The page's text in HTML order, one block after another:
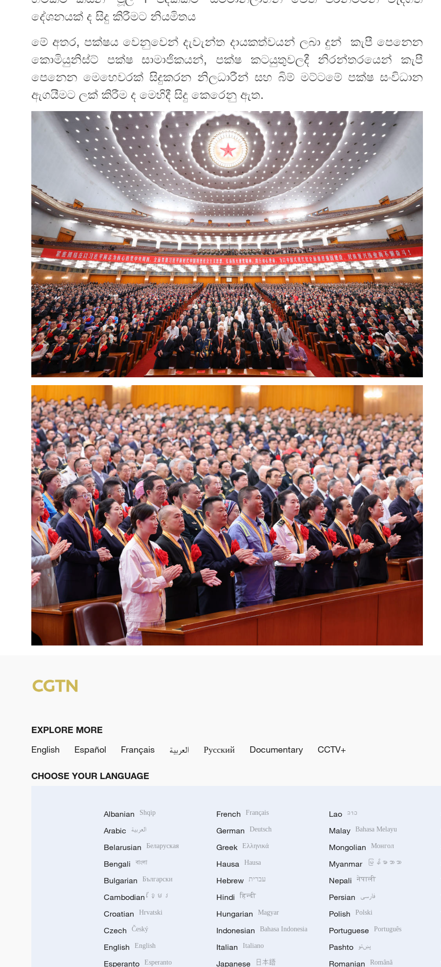
දේශනයක් ද සිදු කිරීමට නියමිතය
මේ අතර, පක්ෂය වෙනුවෙන් දැවැන්ත දායකත්වයන් ලබා දුන් කැපී පෙනෙන
කොමියුනිස්ට් පක්ෂ සාමාජිකයන්, පක්ෂ කටයුතුවලදී නිරන්තරයෙන් කැපී
පෙනෙන මෙහෙවරක් සිදුකරන නිලධාරීන් සහ බිම් මට්ටමේ පක්ෂ සංවිධාන
ඇගයීමට ලක් කිරීම ද මෙහිදී සිදු කෙරෙනු ඇත.
EXPLORE MORE
English
Español Français العربية Русский Documentary CCTV+
CHOOSE YOUR LANGUAGE
Albanian Shqip
Arabic العربية
Belarusian Беларуская
Bengali বাংলা
Bulgarian Български
Cambodian ខ្មែរ
Croatian Hrvatski
Czech Český
English English
Esperanto Esperanto
French Français
German Deutsch
Greek Ελληνικά
Hausa Hausa
Hebrew עברית
Hindi हिन्दी
Hungarian Magyar
Indonesian Bahasa Indonesia
Italian Italiano
Japanese 日本語
Lao ລາວ
Malay Bahasa Melayu
Mongolian Монгол
Myanmar မြန်မာဘာသာ
Nepali नेपाली
Persian فارسی
Polish Polski
Portuguese Português
Pashto پښتو
Romanian Română